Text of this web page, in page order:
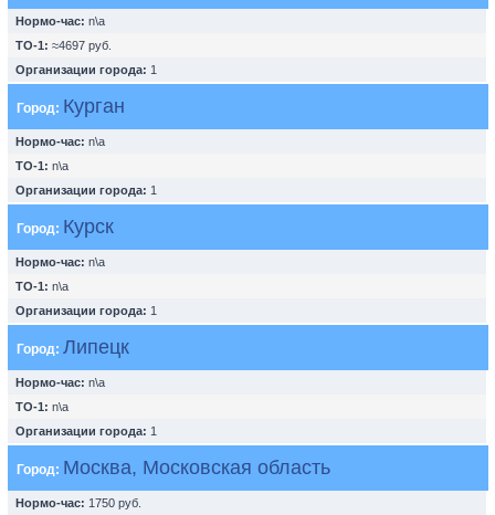
Нормо-час: n\a
ТО-1: ≈4697 руб.
Организации города: 1
Город: Курган
Нормо-час: n\a
ТО-1: n\a
Организации города: 1
Город: Курск
Нормо-час: n\a
ТО-1: n\a
Организации города: 1
Город: Липецк
Нормо-час: n\a
ТО-1: n\a
Организации города: 1
Город: Москва, Московская область
Нормо-час: 1750 руб.